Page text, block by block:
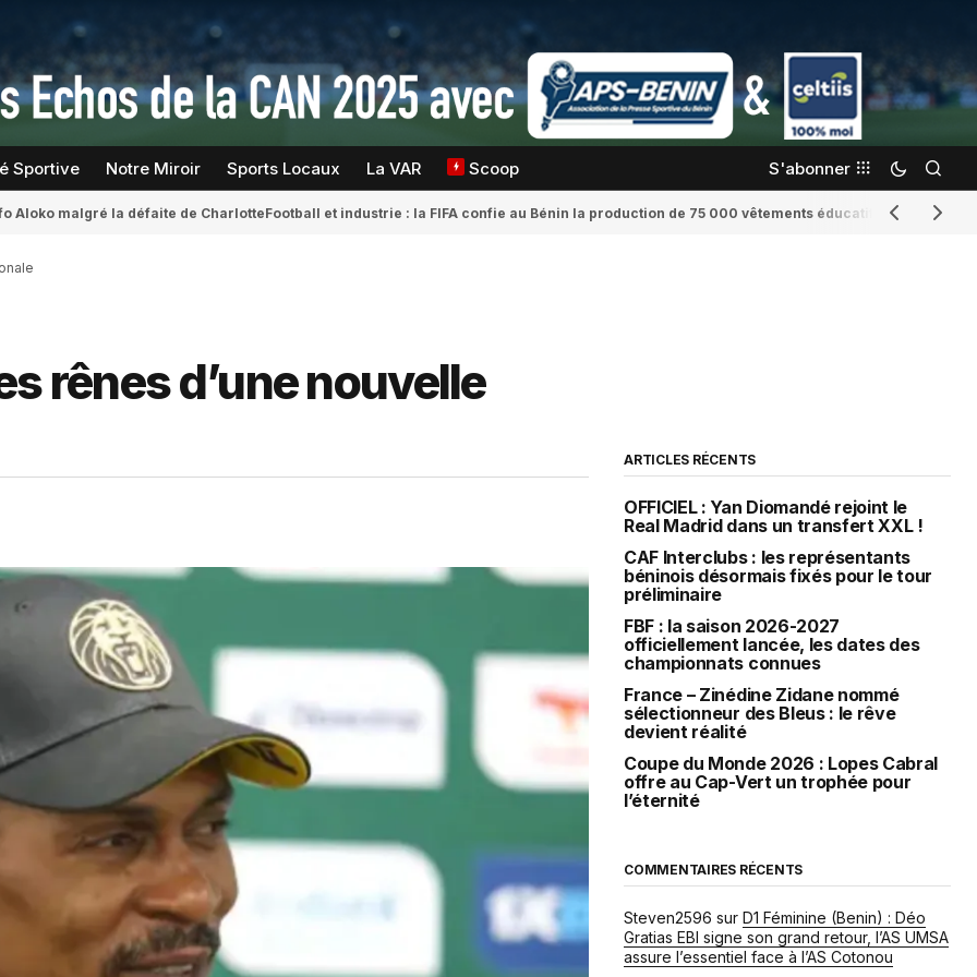
Sportive Notre Miroir Sports Locaux La VAR Scoop S'abonner
Aloko malgré la défaite de CharlotteFootball et industrie : la FIFA confie au Bénin la production de 75 000 vêtements éducatifs Romaine
rênes d’une nouvelle
ARTICLES RÉCENTS
OFFICIEL : Yan Diomandé rejoint le
Real Madrid dans un transfert XXL !
CAF Interclubs : les représentants
béninois désormais fixés pour le tour
préliminaire
FBF : la saison 2026-2027
officiellement lancée, les dates des
championnats connues
France – Zinédine Zidane nommé
sélectionneur des Bleus : le rêve
devient réalité
Coupe du Monde 2026 : Lopes Cabral
offre au Cap-Vert un trophée pour
l’éternité
COMMENTAIRES RÉCENTS
Steven2596 sur D1 Féminine (Benin) : Déo
Gratias EBI signe son grand retour, l’AS UMSA
assure l’essentiel face à l’AS Cotonou